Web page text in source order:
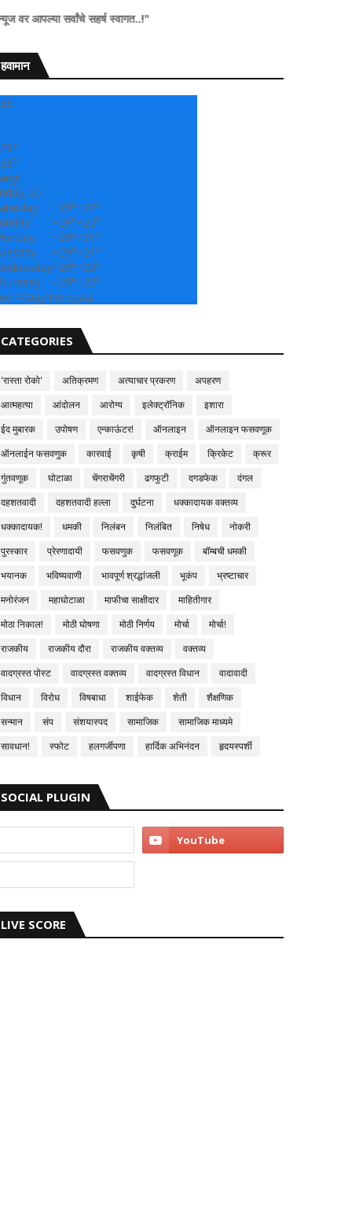
सहर्ष स्वागत..!"
हवामान
28
29°
23°
07
+29°+22°
+29°+22°
+29°+21°
+29°+21°
+29°+22°
+29°+22°
7-Day Forecast
CATEGORIES
'रास्ता रोको' अतिक्रमण अत्याचार प्रकरण
अपहरण
आत्महत्या
आंदोलन आरोग्य इलेक्ट्रॉनिक
इशारा
ईद मुबारक
उपोषण एन्काऊंटर! ऑनलाइन
ऑनलाइन फसवणूक
ऑनलाईन फसवणुक
कारवाई कृषी क्राईम क्रिकेट
क्रूर
गुंतवणूक
घोटाळा चेंगराचेंगरी ढगफुटी दगडफेक
दंगल
दहशतवादी
दहशतवादी हल्ला दुर्घटना
धक्कादायक वक्तव्य
धक्कादायक!
धमकी निलंबन निलंबित निषेध
नोकरी
पुरस्कार
प्रेरणादायी फसवणुक फसवणूक
बॉम्बची धमकी
भयानक
भविष्यवाणी भावपूर्ण श्रद्धांजली भूकंप
भ्रष्टाचार
मनोरंजन
महाघोटाळा माफीचा साक्षीदार
माहितीगार
मोठा निकाल!
मोठी घोषणा मोठी निर्णय मोर्चा
मोर्चा!
राजकीय
राजकीय दौरा राजकीय वक्तव्य
वक्तव्य
वादग्रस्त पोस्ट
वादग्रस्त वक्तव्य वादग्रस्त विधान
वादावादी
विधान
विरोध विषबाधा शाईफेक शेती
शैक्षणिक
सन्मान
संप संशयास्पद सामाजिक
सामाजिक माध्यमे
सावधान!
स्फोट हलगर्जीपणा हार्दिक अभिनंदन हृदयस्पर्शी
SOCIAL PLUGIN
LIVE SCORE